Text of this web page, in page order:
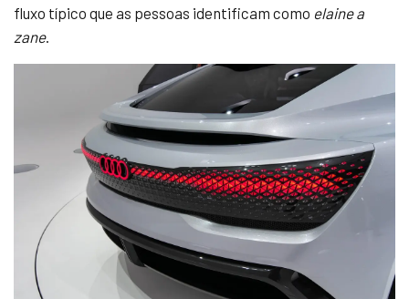
fluxo típico que as pessoas identificam como elaine a
zane.